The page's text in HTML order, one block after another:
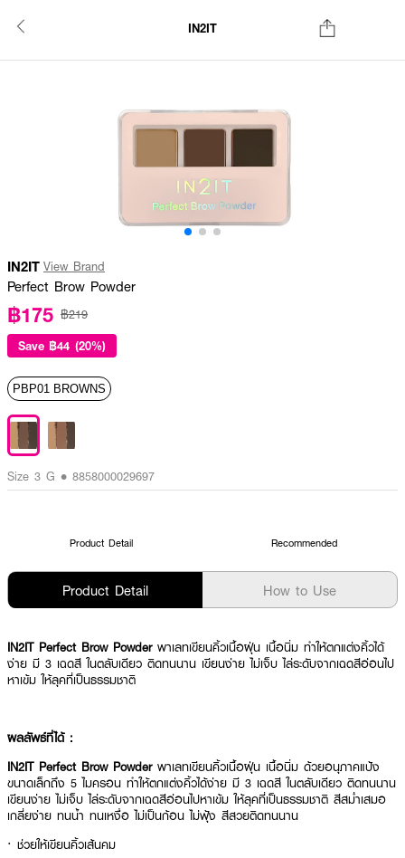
IN2IT
IN2IT View Brand
Perfect Brow Powder
฿175 ฿219
Save ฿44 (20%)
PBP01 BROWNS
Size 3 G • 8858000029697
Product Detail Recommended
Product Detail How to Use
IN2IT Perfect Brow Powder พาเลทเขียนคิ้วเนื้อฝุ่น เนื้อนิ่ม ทำให้ตกแต่งคิ้วได้
ง่าย มี 3 เฉดสี ในตลับเดียว ติดทนนาน เขียนง่าย ไม่เจ็บ ไล่ระดับจากเฉดสีอ่อนไป
หาเข้ม ให้ลุคที่เป็นธรรมชาติ
ผลลัพธ์ที่ได้ :
IN2IT Perfect Brow Powder พาเลทเขียนคิ้วเนื้อฝุ่น เนื้อนิ่ม ด้วยอนุภาคแป้ง
ขนาดเล็กถึง 5 ไมครอน ทำให้ตกแต่งคิ้วได้ง่าย มี 3 เฉดสี ในตลับเดียว ติดทนนาน
เขียนง่าย ไม่เจ็บ ไล่ระดับจากเฉดสีอ่อนไปหาเข้ม ให้ลุคที่เป็นธรรมชาติ สีสม่ำเสมอ
เกลี่ยง่าย ทนน้ำ ทนเหงื่อ ไม่เป็นก้อน ไม่ฟุ้ง สีสวยติดทนนาน
· ช่วยให้เขียนคิ้วเส้นคม